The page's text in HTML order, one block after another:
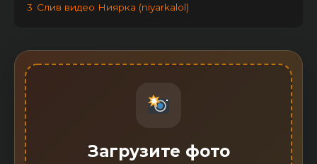
3 Слив видео Ниярка (niyarkalol)
Загрузите фото